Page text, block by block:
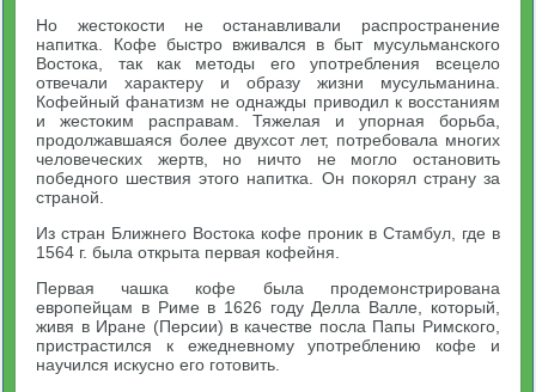
Но жестокости не останавливали распространение
напитка. Кофе быстро вживался в быт мусульманского
Востока, так как методы его употребления всецело
отвечали характеру и образу жизни мусульманина.
Кофейный фанатизм не однажды приводил к восстаниям
и жестоким расправам. Тяжелая и упорная борьба,
продолжавшаяся более двухсот лет, потребовала многих
человеческих жертв, но ничто не могло остановить
победного шествия этого напитка. Он покорял страну за
страной.
Из стран Ближнего Востока кофе проник в Стамбул, где в
1564 г. была открыта первая кофейня.
Первая чашка кофе была продемонстрирована
европейцам в Риме в 1626 году Делла Валле, который,
живя в Иране (Персии) в качестве посла Папы Римского,
пристрастился к ежедневному употреблению кофе и
научился искусно его готовить.